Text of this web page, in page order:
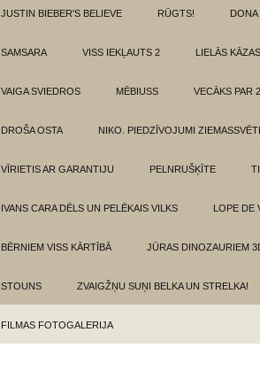
JUSTIN BIEBER'S BELIEVE RŪGTS! DONA
SAMSARA VISS IEKĻAUTS 2 LIELĀS KĀZAS
VAIGA SVIEDROS MĒBIUSS VECĀKS PAR
DROŠA OSTA NIKO. PIEDZĪVOJUMI
VĪRIETIS AR GARANTIJU PELNRUŠĶĪTE
IVANS CARA DĒLS UN PELĒKAIS VILKS LOPE DE
BĒRNIEM VISS KĀRTĪBĀ JŪRAS DINOZAURIEM
STOUNS ZVAIGŽŅU SUŅI BELKA UN STRELKA!
FILMAS FOTOGALERIJA